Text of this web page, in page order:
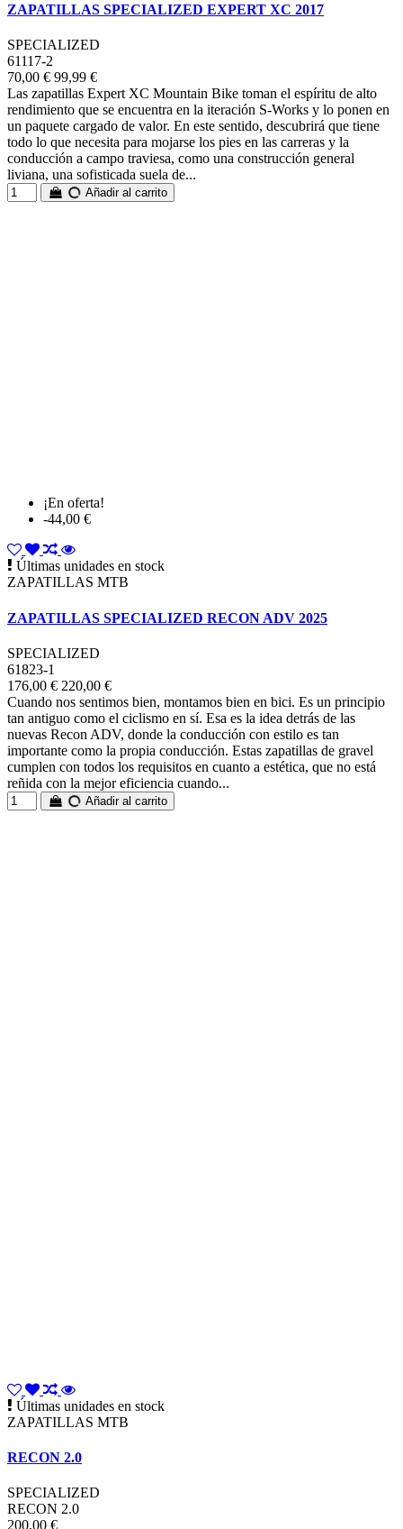
ZAPATILLAS SPECIALIZED EXPERT XC 2017
SPECIALIZED
61117-2
70,00 € 99,99 €
Las zapatillas Expert XC Mountain Bike toman el espíritu de alto
rendimiento que se encuentra en la iteración S-Works y lo ponen en
un paquete cargado de valor. En este sentido, descubrirá que tiene
todo lo que necesita para mojarse los pies en las carreras y la
conducción a campo traviesa, como una construcción general
liviana, una sofisticada suela de...
Añadir al carrito
¡En oferta!
-44,00 €
Últimas unidades en stock
ZAPATILLAS MTB
ZAPATILLAS SPECIALIZED RECON ADV 2025
SPECIALIZED
61823-1
176,00 € 220,00 €
Cuando nos sentimos bien, montamos bien en bici. Es un principio
tan antiguo como el ciclismo en sí. Esa es la idea detrás de las
nuevas Recon ADV, donde la conducción con estilo es tan
importante como la propia conducción. Estas zapatillas de gravel
cumplen con todos los requisitos en cuanto a estética, que no está
reñida con la mejor eficiencia cuando...
Añadir al carrito
Últimas unidades en stock
ZAPATILLAS MTB
RECON 2.0
SPECIALIZED
RECON 2.0
200,00 €